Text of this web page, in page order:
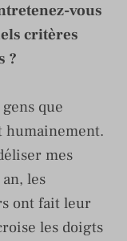
vous
critères
?
que
humainement.
mes
les
ont fait leur
les doigts